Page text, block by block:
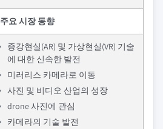
주요 시장 동향
증강현실(AR) 및 가상현실(VR) 기술
에 대한 신속한 발전
미러리스 카메라로 이동
사진 및 비디오 산업의 성장
drone 사진에 관심
카메라의 기술 발전